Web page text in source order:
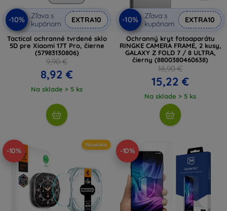
-10%
Zľava s
kupónom
EXTRA10
Tactical ochranné tvrdené sklo
5D pre Xiaomi 17T Pro, čierne
(57983130806)
9,90 €
8,92 €
Na sklade > 5 ks
-10%
Zľava s
kupónom
EXTRA10
Ochranný kryt fotoaparátu
RINGKE CAMERA FRAME, 2 kusy,
GALAXY Z FOLD 7 / 8 ULTRA,
čierny (8800380460638)
16,90 €
15,22 €
Na sklade > 5 ks
-10%
Novinka
-10%